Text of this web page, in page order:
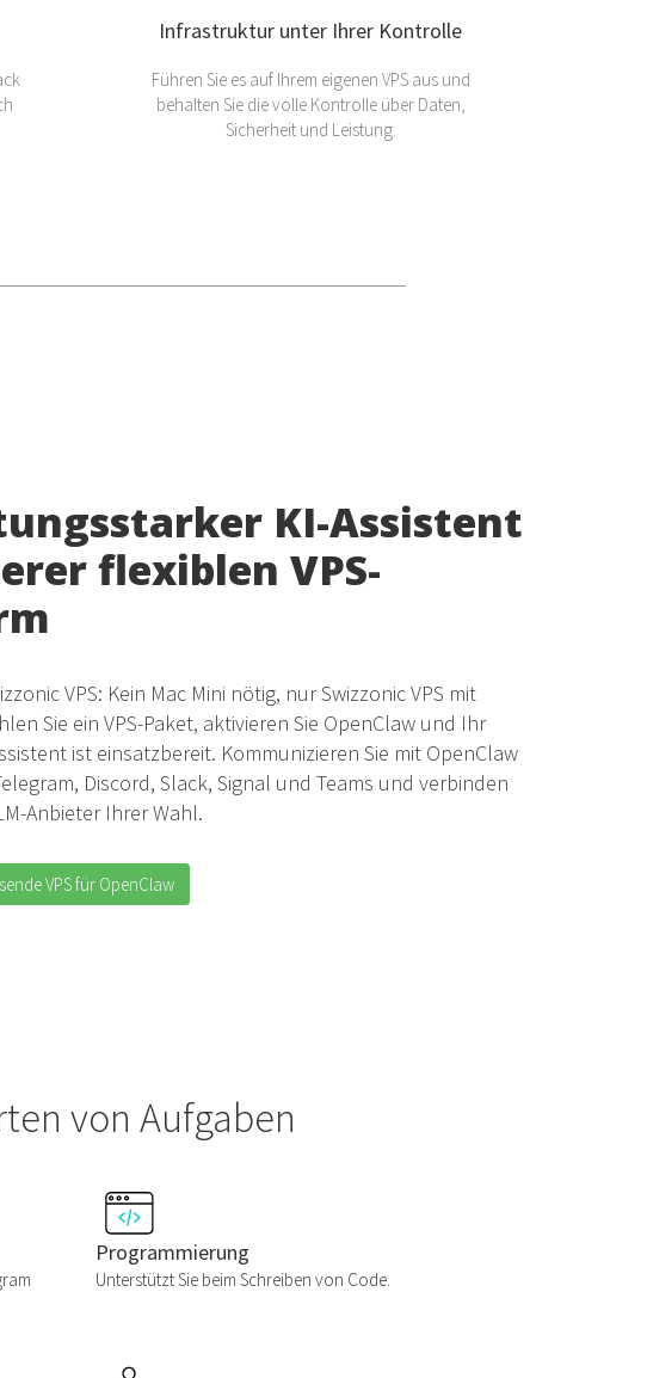
Infrastruktur unter Ihrer Kontrolle
Führen Sie es auf Ihrem eigenen VPS aus und
behalten Sie die volle Kontrolle über Daten,
Sicherheit und Leistung.
KI-Assistent
flexiblen VPS-
VPS: Kein Mac Mini nötig, nur Swizzonic VPS mit
Sie ein VPS-Paket, aktivieren Sie OpenClaw und Ihr
ist einsatzbereit. Kommunizieren Sie mit OpenClaw
Discord, Slack, Signal und Teams und verbinden
Anbieter Ihrer Wahl.
VPS für OpenClaw
von Aufgaben
Programmierung
Unterstützt Sie beim Schreiben von Code.